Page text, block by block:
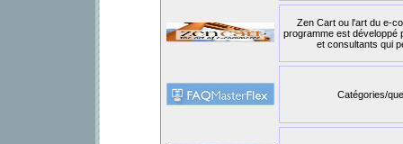
Zen Cart ou l'art du e-
programme est développé
et consultants qui
Catégories/